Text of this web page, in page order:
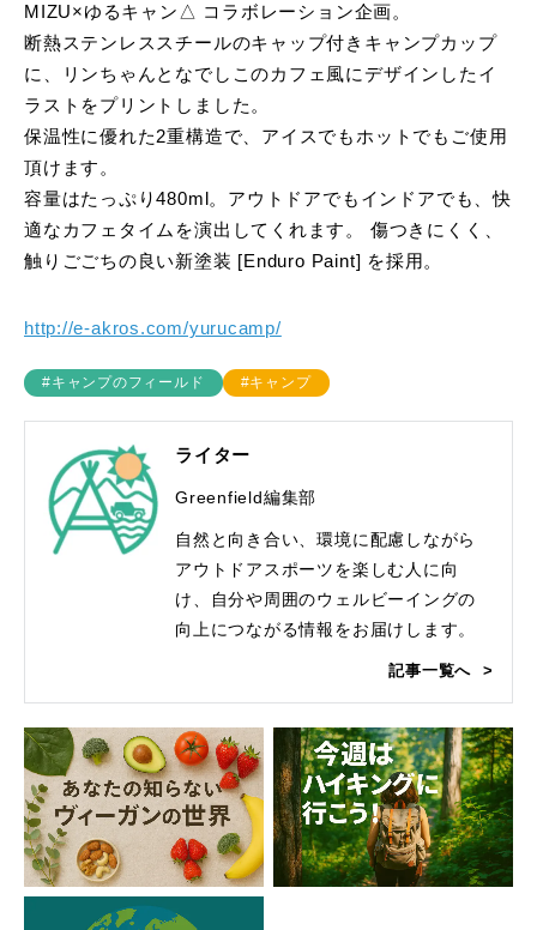
MIZU×ゆるキャン△ コラボレーション企画。
断熱ステンレススチールのキャップ付きキャンプカップ
に、リンちゃんとなでしこのカフェ風にデザインしたイ
ラストをプリントしました。
保温性に優れた2重構造で、アイスでもホットでもご使用
頂けます。
容量はたっぷり480ml。アウトドアでもインドアでも、快
適なカフェタイムを演出してくれます。 傷つきにくく、
触りごごちの良い新塗装 [Enduro Paint] を採用。
http://e-akros.com/yurucamp/
#キャンプのフィールド #キャンプ
ライター
Greenfield編集部
自然と向き合い、環境に配慮しながら
アウトドアスポーツを楽しむ人に向
け、自分や周囲のウェルビーイングの
向上につながる情報をお届けします。
記事一覧へ